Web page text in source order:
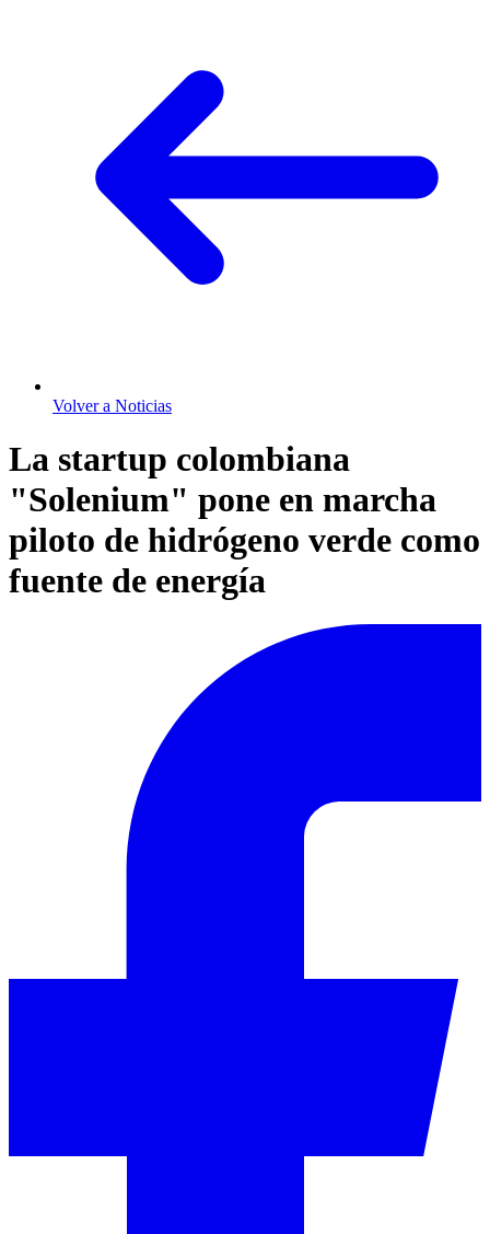
Volver a Noticias
La startup colombiana
"Solenium" pone en marcha
piloto de hidrógeno verde como
fuente de energía